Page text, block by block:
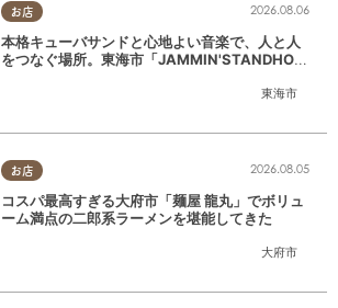
お店
東海市
2026.08.06
本格キューバサンドと心地よい音楽で、人と人
をつなぐ場所。東海市「JAMMIN'STANDHOU
お店
大府市
2026.08.05
コスパ最高すぎる大府市「麺屋 龍丸」でボリュ
ーム満点の二郎系ラーメンを堪能してきた